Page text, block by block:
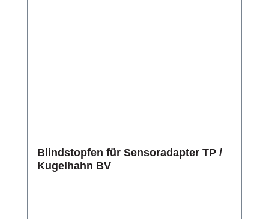
Blindstopfen für Sensoradapter TP /
Kugelhahn BV